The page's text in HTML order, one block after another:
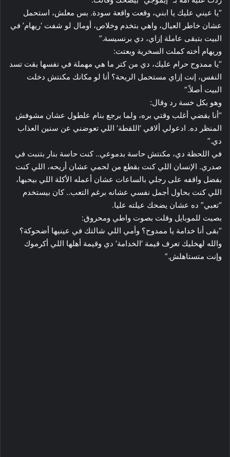
“يا عيني عليك يا ابني، وقعت واقعة سودة. بس معلش، استحمل
عشان خاطر العيال، واهي بتخدم وخلاص، أومال لو شفت ‘ريهام’ في
البيت بتبقى عاملة إزاي، دي برنسيسة.”
​وريهام أخته كملت السخرية وبعتت:
“يا ممدوح حرام عليك، دي من كتر ما هي مهملة في نفسها بقت تسد
النفس، إنت إزاي مستحمل الريحة؟ أنا لو مكانك مكنتش دخلت
البيت أصلاً.”
​وهو بكل خسة رد وقال:
“أنا بقضي أغلب وقتي بره، ولما برجع بنام علطول عشان مشوفش
المنظر ده. ادعولي ألاقي ‘اللقطة’ اللي تعوضني عن سنين العذاب
دي.”
​في اللحظة دي، مكنتش حاسة بدموعي.. كنت حاسة بنار بتنبت في
صدري. الإنسان اللي كنت بقطع من لحمي عشان أريحه، اللي كنت
بفضل واقفه على رجلي بالساعات عشان أعمله الأكلة اللي بيحبها،
اللي كنت بحاول أجمل نفسي عشانه برغم التعب.. كان بيستخدم
“تعبي” ده عشان يضحك عيلته عليا.
​بصيت للموبايل وقلت بصوت واطي ومحروق:
“بقى أنا خدامة يا ممدوح؟ وأمي اللي شالتك في عينيها أضحوكة؟
والله لهخليك تعرف قيمة ‘الخدامة’ دي وقيمة أهلها اللي أكرموك
وإنت متستاهلش.”